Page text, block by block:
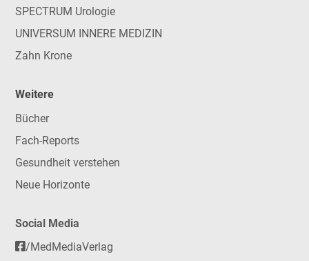
SPECTRUM Urologie
UNIVERSUM INNERE MEDIZIN
Zahn Krone
Weitere
Bücher
Fach-Reports
Gesundheit verstehen
Neue Horizonte
Social Media
/MedMediaVerlag